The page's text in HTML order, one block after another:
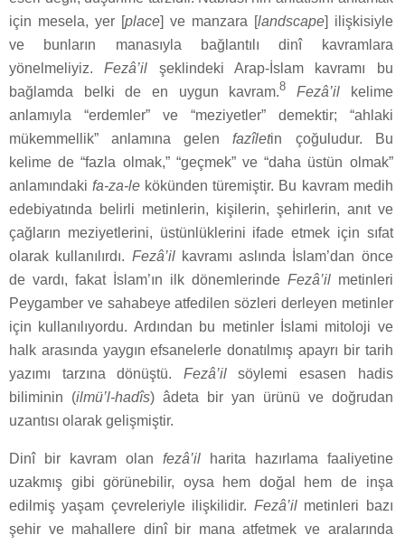
için mesela, yer [place] ve manzara [landscape] ilişkisiyle
ve bunların manasıyla bağlantılı dinî kavramlara
yönelmeliyiz.Fezâ’il şeklindeki Arap-İslam kavramı bu
bağlamda belki de en uygun kavram.8 Fezâ’il kelime
anlamıyla “erdemler” ve “meziyetler” demektir; “ahlaki
mükemmellik” anlamına gelenfazîletin çoğuludur. Bu
kelime de “fazla olmak,” “geçmek” ve “daha üstün olmak”
anlamındakifa-za-le kökünden türemiştir. Bu kavram medih
edebiyatında belirli metinlerin, kişilerin, şehirlerin, anıt ve
çağların meziyetlerini, üstünlüklerini ifade etmek için sıfat
olarak kullanılırdı. Fezâ’ilkavramı aslında İslam’dan önce
de vardı, fakat İslam’ın ilk dönemlerinde Fezâ’ilmetinleri
Peygamber ve sahabeye atfedilen sözleri derleyen metinler
için kullanılıyordu. Ardından bu metinler İslami mitoloji ve
halk arasında yaygın efsanelerle donatılmış apayrı bir tarih
yazımı tarzına dönüştü. Fezâ’ilsöylemi esasen hadis
biliminin (ilmü’l-hadîs) âdeta bir yan ürünü ve doğrudan
uzantısı olarak gelişmiştir.
Dinî bir kavram olan fezâ’ilharita hazırlama faaliyetine
uzakmış gibi görünebilir, oysa hem doğal hem de inşa
edilmiş yaşam çevreleriyle ilişkilidir. Fezâ’ilmetinleri bazı
şehir ve mahallere dinî bir mana atfetmek ve aralarında